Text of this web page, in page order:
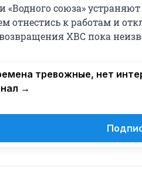
«Водного союза»
отнестись к работам и
ХВС пока
тревожные, нет
→